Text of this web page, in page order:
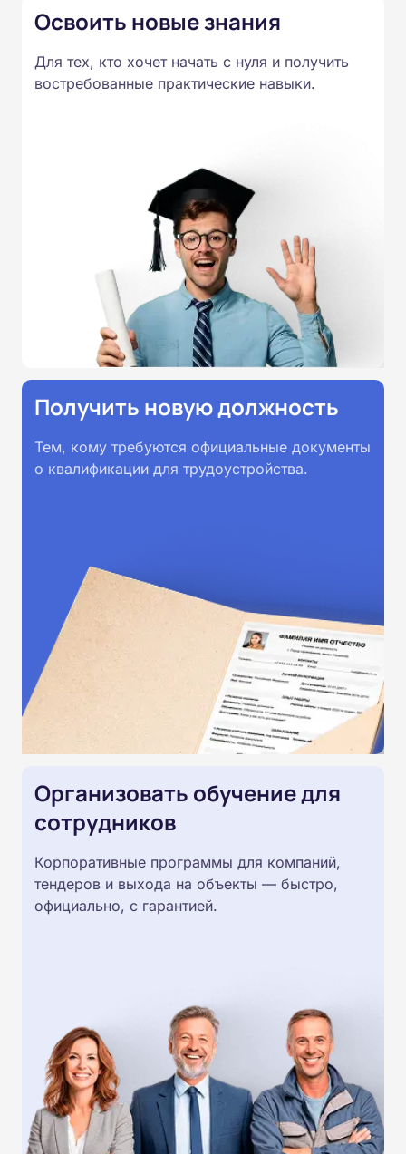
Освоить новые знания
Для тех, кто хочет начать с нуля и получить
востребованные практические навыки.
Получить новую должность
Тем, кому требуются официальные документы
о квалификации для трудоустройства.
Организовать обучение для
сотрудников
Корпоративные программы для компаний,
тендеров и выхода на объекты — быстро,
официально, с гарантией.